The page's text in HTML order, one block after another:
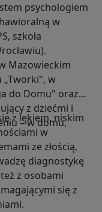
psychologiem
w
szkoła
Mazowieckim
„Tworki", w
do Domu" oraz
z dziećmi i
– w domu,
z lękiem, niskim
w
ze złością,
diagnostykę
z osobami
się z